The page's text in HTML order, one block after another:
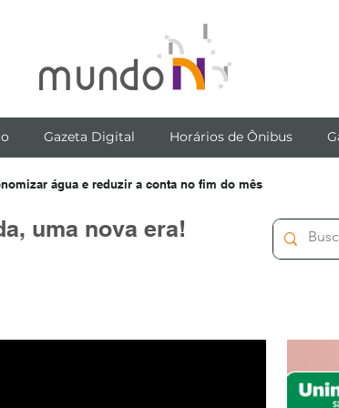
Gazeta Digital Horários de Ônibus
água e reduzir a conta no fim do mês
uma nova era!